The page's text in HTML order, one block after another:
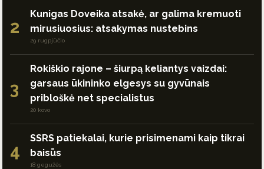
2
Kunigas Doveika atsakė, ar galima kremuoti
mirusiuosius: atsakymas nustebins
29 rugpjūčio
3
Rokiškio rajone – šiurpą keliantys vaizdai:
garsaus ūkininko elgesys su gyvūnais
pribloškė net specialistus
20 kovo
4
SSRS patiekalai, kurie prisimenami kaip tikrai
baisūs
18 gegužės